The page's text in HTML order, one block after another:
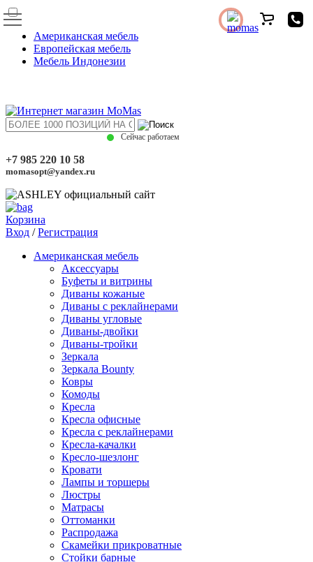
Американская мебель
Европейская мебель
Мебель Индонезии
Сейчас работаем
+7 985 220 10 58
momasopt@yandex.ru
Корзина
Вход /Регистрация
Американская мебель
Аксессуары
Буфеты и витрины
Диваны кожаные
Диваны с реклайнерами
Диваны угловые
Диваны-двойки
Диваны-тройки
Зеркала
Зеркала Bounty
Ковры
Комоды
Кресла
Кресла офисные
Кресла с реклайнерами
Кресла-качалки
Кресло-шезлонг
Кровати
Лампы и торшеры
Люстры
Матрасы
Оттоманки
Распродажа
Скамейки прикроватные
Стойки барные